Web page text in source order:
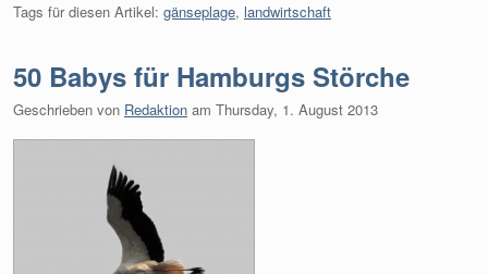
Tags für diesen Artikel: gänseplage, landwirtschaft
50 Babys für Hamburgs Störche
Geschrieben von Redaktion am Thursday, 1. August 2013